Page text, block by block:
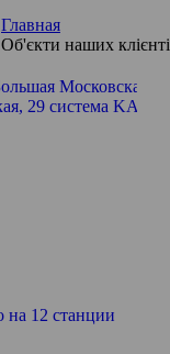
Главная
Об'єкти наших